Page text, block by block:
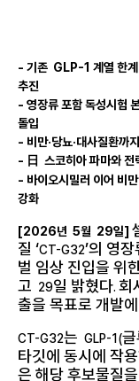
- 기존 GLP-1 계열 한
추진
- 영장류 포함 독성시험
돌입
- 비만·당뇨·대사질환까
- 日 스코히아 파마와
- 바이오시밀러 이어 비만
강화
[2026년 5월 29일]
질 ‘CT-G32’의 영
벌 임상 진입을 위
고 29일 밝혔다. 회
출을 목표로 개발
CT-G32는 GLP-1(
타깃에 동시에 작
은 해당 후보물질